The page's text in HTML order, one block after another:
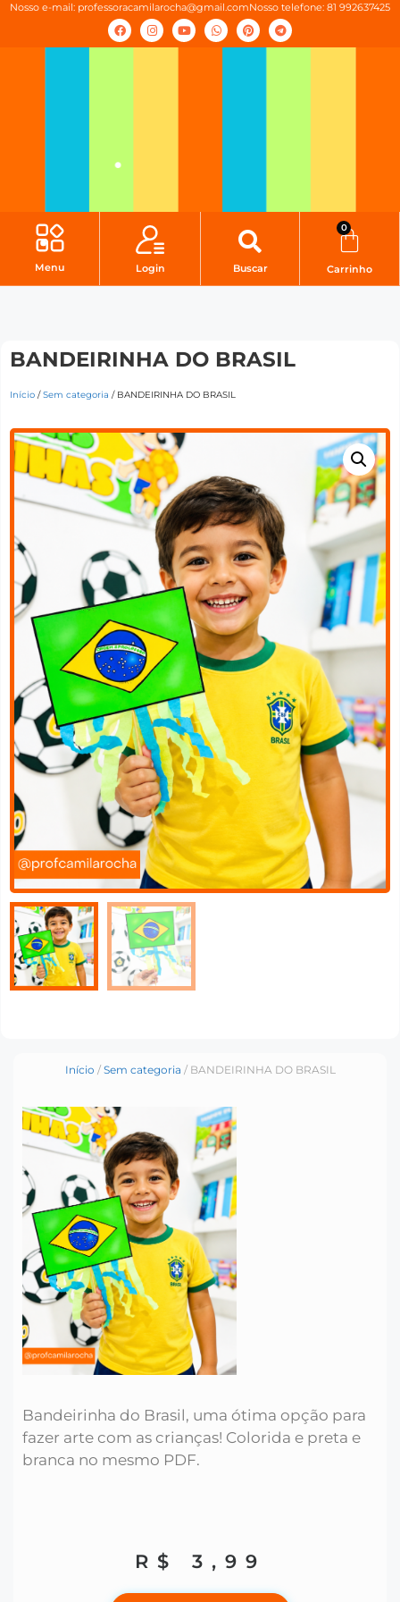
Nosso e-mail: professoracamilarocha@gmail.comNosso telefone: 81 992637425
Menu Login Buscar
0
Carrinho
BANDEIRINHA DO BRASIL
Início /Sem categoria / BANDEIRINHA DO BRASIL
Início / Sem categoria / BANDEIRINHA DO BRASIL
Bandeirinha do Brasil, uma ótima opção para
fazer arte com as crianças! Colorida e preta e
branca no mesmo PDF.
R$ 3,99